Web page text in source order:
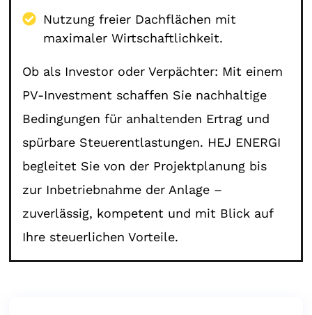
Nutzung freier Dachflächen mit
maximaler Wirtschaftlichkeit.
Ob als Investor oder Verpächter: Mit einem
PV-Investment schaffen Sie nachhaltige
Bedingungen für anhaltenden Ertrag und
spürbare Steuerentlastungen. HEJ ENERGI
begleitet Sie von der Projektplanung bis
zur Inbetriebnahme der Anlage –
zuverlässig, kompetent und mit Blick auf
Ihre steuerlichen Vorteile.